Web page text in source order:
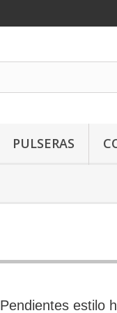
PULSERAS
Pendientes estilo